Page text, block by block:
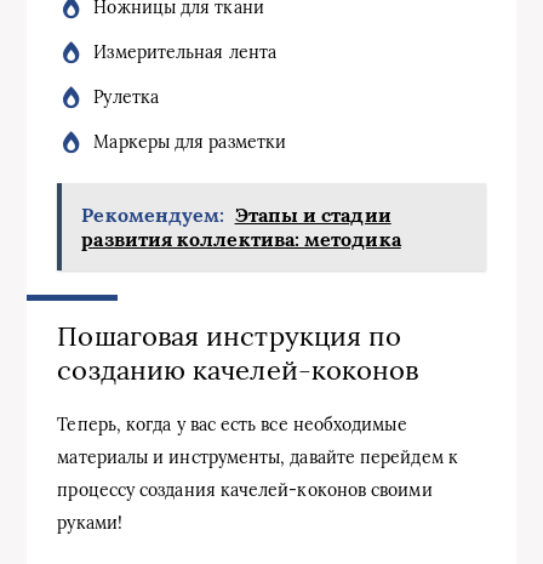
Ножницы для ткани
Измерительная лента
Рулетка
Маркеры для разметки
Рекомендуем: Этапы и стадии
развития коллектива: методика
Пошаговая инструкция по
созданию качелей-коконов
Теперь, когда у вас есть все необходимые
материалы и инструменты, давайте перейдем к
процессу создания качелей-коконов своими
руками!